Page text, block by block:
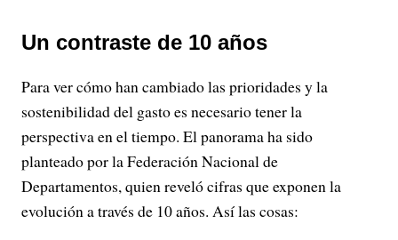
Un contraste de 10 años
Para ver cómo han cambiado las prioridades y la
sostenibilidad del gasto es necesario tener la
perspectiva en el tiempo. El panorama ha sido
planteado por la Federación Nacional de
Departamentos, quien reveló cifras que exponen la
evolución a través de 10 años. Así las cosas: